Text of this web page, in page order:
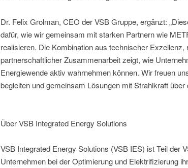
Dr. Felix Grolman, CEO der VSB Gruppe, ergänzt:
dafür, wie wir gemeinsam mit starken Partnern wie
realisieren. Die Kombination aus technischer
partnerschaftlicher Zusammenarbeit zeigt, wie
Energiewende aktiv wahrnehmen können. Wir freuen
begleiten und gemeinsam Lösungen mit Strahlkraft
Über VSB Integrated Energy Solutions
VSB Integrated Energy Solutions (VSB IES) ist Teil der
Unternehmen bei der Optimierung und Elektrifizierung